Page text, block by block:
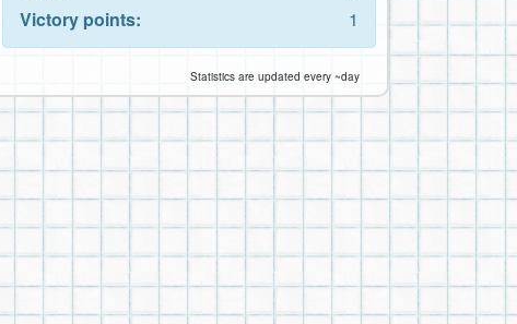
Victory points:
1
Statistics are updated every ~day